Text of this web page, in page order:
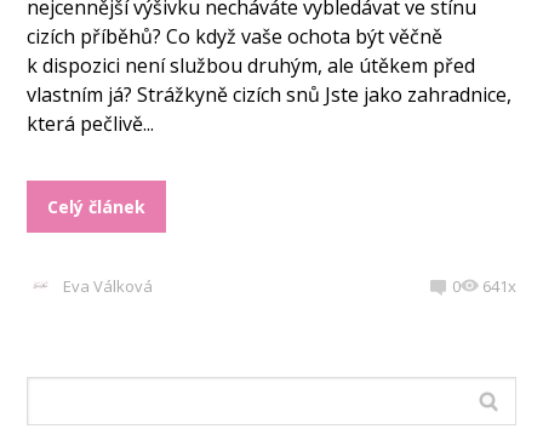
nejcennější výšivku necháváte vybledávat ve stínu
cizích příběhů? Co když vaše ochota být věčně
k dispozici není službou druhým, ale útěkem před
vlastním já? Strážkyně cizích snů Jste jako zahradnice,
která pečlivě...
Celý článek
Eva Válková 0 641x